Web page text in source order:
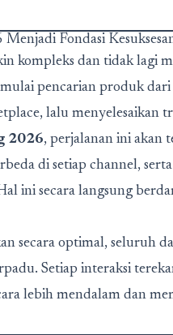
Fondasi
kompleks dan tidak lagi
pencarian produk
lalu menyelesaikan
2026, perjalanan ini akan
di setiap channel,
ini secara langsung
secara optimal, seluruh
Setiap interaksi
lebih mendalam dan